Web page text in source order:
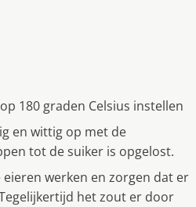
180 graden Celsius instellen
en wittig op met de
tot de suiker is opgelost.
werken en zorgen dat er
het zout er door